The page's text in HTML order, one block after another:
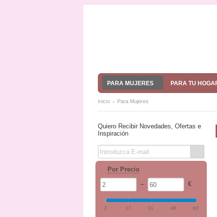
PARA MUJERES PARA TU
Inicio Para Mujeres
Quiero Recibir Novedades, Ofertas e
Inspiración
Por Precio
– €
2 17 31 46 60